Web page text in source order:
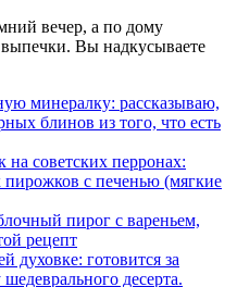
вечер, а по дому
выпечки. Вы надкусываете
минералку: рассказываю,
блинов из того, что есть
советских перронах:
с печенью (мягкие
пирог с вареньем,
рецепт
духовке: готовится за
десерта.